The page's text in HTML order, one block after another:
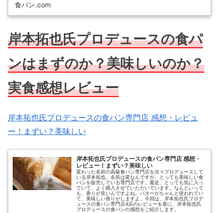
食パン.com
岸本拓也氏プロデュースの食パ
ンはまずのか？美味しいのか？
実食感想レビュー
岸本拓也氏プロデュースの食パン専門店 感想・レビュ
ー！まずい？美味しい
岸本拓也氏プロデュースの食パン専門店 感想・
レビュー！まずい？美味しい
変わった名前の高級食パン専門店を次々プロデュースして
いる岸本拓也。名前は変なんですが、とっても美味しい食
パンを販売している専門店です。最近、とっても気に入っ
ていて、よく購入させていただいています。なんといって
も、香りが良いんですよね。バターがちゃんと使われてい
て、美味しい香りがしますよ。今回は、岸本拓也氏プロデ
ュースの食パン専門店4店のレビューを基に、岸本拓也氏
プロデュースの食パンの感想をご紹介します。